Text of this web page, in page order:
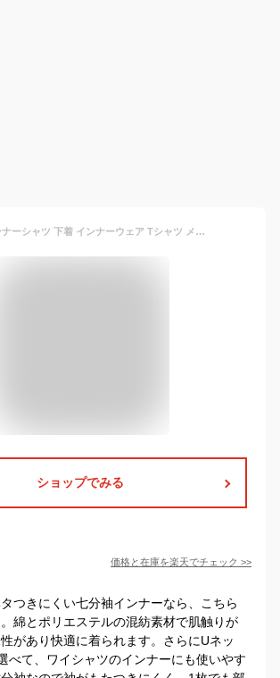
最新版 インナーシャツ 下着 インナーウェア Tシャツ メンズ 七分袖 無地 カットソー Uネック Vネック コットン 綿 ポリエステル 長袖と半袖の中間丈 7分袖Tシャツ ワイシャツのインナーに最適 白 黒 グレー ホワイト ブラック 重ね着 7分丈
ショップでみる
価格と在庫を楽天でチェック >>
つきにくい七分袖インナーなら、こちら
綿とポリエステルの混紡素材で肌触りが
があり快適に着られます。さらにUネッ
べて、ワイシャツのインナーにも使いやす